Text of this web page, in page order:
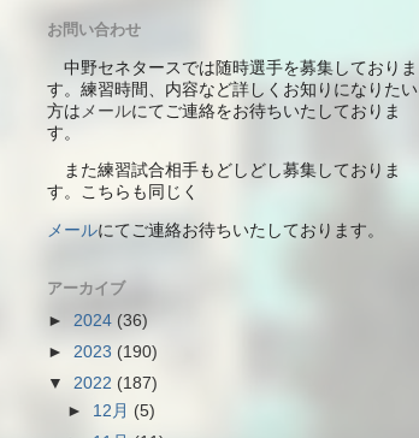
お問い合わせ
中野セネタースでは随時選手を募集しておりま
す。練習時間、内容など詳しくお知りになりたい
方は メールにてご連絡をお待ちいたしておりま
す。
また練習試合相手もどしどし募集しておりま
す。こちらも同じく
メールにて ご連絡お待ちいたしております。
アーカイブ
► 2024 (36)
► 2023 (190)
▼ 2022 (187)
► 12月 (5)